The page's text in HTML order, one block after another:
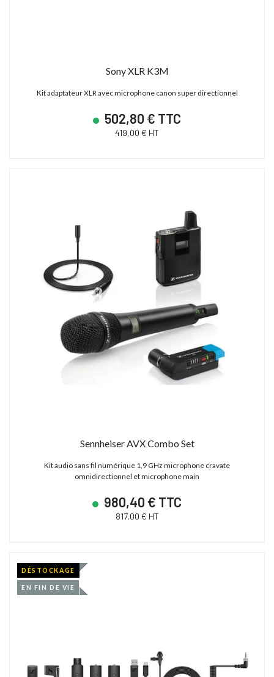
Sony XLR K3M
Kit adaptateur XLR avec microphone canon super directionnel
502,80 € TTC
419,00 € HT
Sennheiser AVX Combo Set
Kit audio sans fil numérique 1,9 GHz microphone cravate
omnidirectionnel et microphone main
980,40 € TTC
817,00 € HT
DÉSTOCKAGE
EN FIN DE VIE